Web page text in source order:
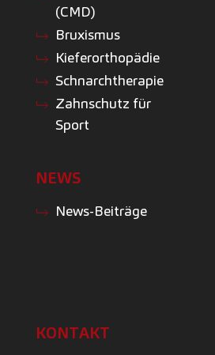
(CMD)
Bruxismus
Kieferorthopädie
Schnarchtherapie
Zahnschutz für
Sport
NEWS
News-Beiträge
KONTAKT